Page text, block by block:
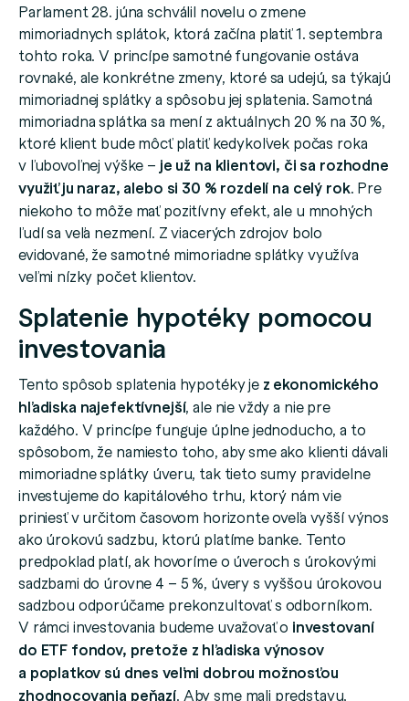
Parlament 28. júna schválil novelu o zmene
mimoriadnych splátok, ktorá začína platiť 1. septembra
tohto roka. V princípe samotné fungovanie ostáva
rovnaké, ale konkrétne zmeny, ktoré sa udejú, sa týkajú
mimoriadnej splátky a spôsobu jej splatenia. Samotná
mimoriadna splátka sa mení z aktuálnych 20 % na 30 %,
ktoré klient bude môcť platiť kedykoľvek počas roka
v ľubovoľnej výške – je už na klientovi, či sa rozhodne
využiť ju naraz, alebo si 30 % rozdelí na celý rok. Pre
niekoho to môže mať pozitívny efekt, ale u mnohých
ľudí sa veľa nezmení. Z viacerých zdrojov bolo
evidované, že samotné mimoriadne splátky využíva
veľmi nízky počet klientov.
Splatenie hypotéky pomocou
investovania
Tento spôsob splatenia hypotéky je z ekonomického
hľadiska najefektívnejší, ale nie vždy a nie pre
každého. V princípe funguje úplne jednoducho, a to
spôsobom, že namiesto toho, aby sme ako klienti dávali
mimoriadne splátky úveru, tak tieto sumy pravidelne
investujeme do kapitálového trhu, ktorý nám vie
priniesť v určitom časovom horizonte oveľa vyšší výnos
ako úrokovú sadzbu, ktorú platíme banke. Tento
predpoklad platí, ak hovoríme o úveroch s úrokovými
sadzbami do úrovne 4 – 5 %, úvery s vyššou úrokovou
sadzbou odporúčame prekonzultovať s odborníkom.
V rámci investovania budeme uvažovať o investovaní
do ETF fondov, pretože z hľadiska výnosov
a poplatkov sú dnes veľmi dobrou možnosťou
zhodnocovania peňazí. Aby sme mali predstavu,